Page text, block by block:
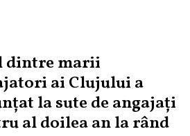
dintre marii
ai Clujului a
la sute de angajați
al doilea an la rând